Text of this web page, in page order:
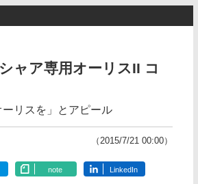
ャア専用オーリスII コ
リスを」とアピール
（2015/7/21 00:00）
note LinkedIn